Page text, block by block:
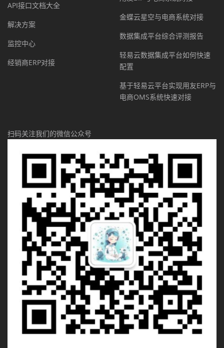
API接口文档大全
解决方案
监控中心
经销商ERP对接
金蝶云星空与电商系统对接
数据集成平台综合评测报告
轻易云数据集成平台如何快速
配置
基于轻易云平台实现用友ERP与
电商OMS系统快速对接
扫码关注我们的微信公众号